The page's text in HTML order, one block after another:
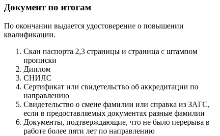
Документ по итогам
По окончании выдается удостоверение о повышении
квалификации.
Скан паспорта 2,3 страницы и страница с штампом
прописки
Диплом
СНИЛС
Сертификат или свидетельство об аккредитации по
направлению
Свидетельство о смене фамилии или справка из ЗАГС,
если в предоставляемых документах разные фамилии
Документы, подтверждающие, что не было перерыва в
работе более пяти лет по направлению